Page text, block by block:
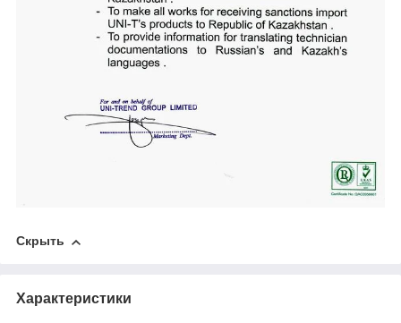
Скрыть
Характеристики